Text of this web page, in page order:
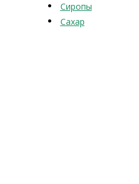
Сиропы
Сахар